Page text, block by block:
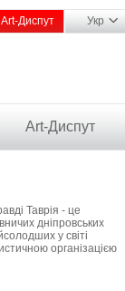
Art-Диспут Укр
Art-Диспут
Таврія - це
дніпровських
у світі
організацією